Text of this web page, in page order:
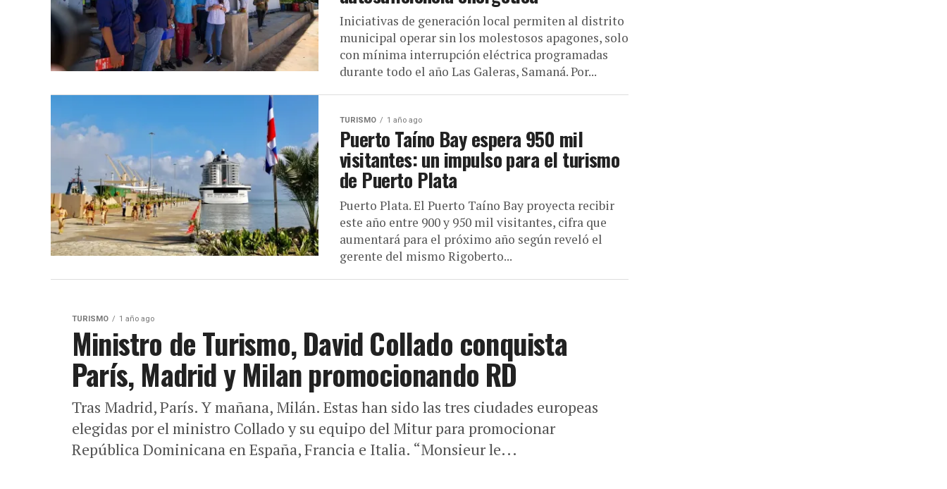
Iniciativas de generación local permiten al distrito
municipal operar sin los molestosos apagones, solo
con mínima interrupción eléctrica programadas
durante todo el año Las Galeras, Samaná. Por...
TURISMO 1 año ago
Puerto Taíno Bay espera 950 mil
visitantes: un impulso para el turismo
de Puerto Plata
Puerto Plata. El Puerto Taíno Bay proyecta recibir
este año entre 900 y 950 mil visitantes, cifra que
aumentará para el próximo año según reveló el
gerente del mismo Rigoberto...
TURISMO 1 año ago
Ministro de Turismo, David Collado conquista
París, Madrid y Milan promocionando RD
Tras Madrid, París. Y mañana, Milán. Estas han sido las tres ciudades europeas
elegidas por el ministro Collado y su equipo del Mitur para promocionar
República Dominicana en España, Francia e Italia. “Monsieur le...